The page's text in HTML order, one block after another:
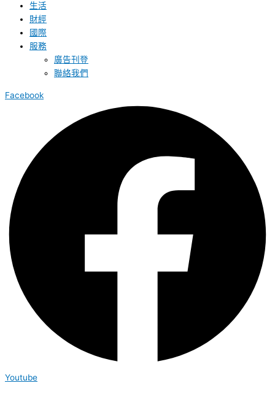
生活
財經
國際
服務
廣告刊登
聯絡我們
Facebook
Youtube